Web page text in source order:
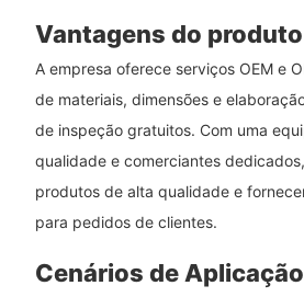
Vantagens do produto
A empresa oferece serviços OEM e
de materiais, dimensões e
de inspeção gratuitos. Com uma
qualidade e comerciantes
produtos de alta qualidade e
para pedidos de clientes.
Cenários de Aplicação